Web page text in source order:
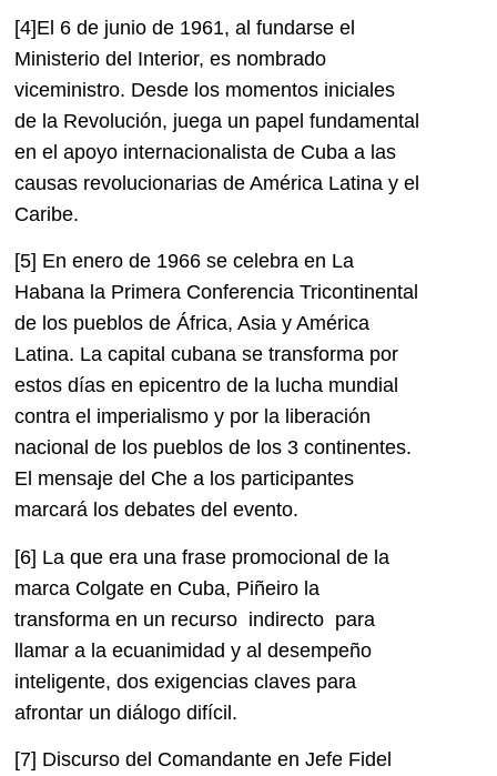
[4]El 6 de junio de 1961, al fundarse el
Ministerio del Interior, es nombrado
viceministro. Desde los momentos iniciales
de la Revolución, juega un papel fundamental
en el apoyo internacionalista de Cuba a las
causas revolucionarias de América Latina y el
Caribe.
[5] En enero de 1966 se celebra en La
Habana la Primera Conferencia Tricontinental
de los pueblos de África, Asia y América
Latina. La capital cubana se transforma por
estos días en epicentro de la lucha mundial
contra el imperialismo y por la liberación
nacional de los pueblos de los 3 continentes.
El mensaje del Che a los participantes
marcará los debates del evento.
[6] La que era una frase promocional de la
marca Colgate en Cuba, Piñeiro la
transforma en un recurso indirecto para
llamar a la ecuanimidad y al desempeño
inteligente, dos exigencias claves para
afrontar un diálogo difícil.
[7] Discurso del Comandante en Jefe Fidel